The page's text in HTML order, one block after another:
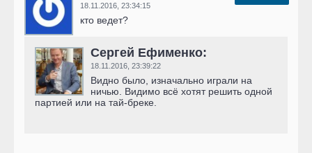
18.11.2016, 23:34:15
кто ведет?
Сергей Ефименко:
18.11.2016, 23:39:22
Видно было, изначально играли на
ничью. Видимо всё хотят решить одной
партией или на тай-бреке.